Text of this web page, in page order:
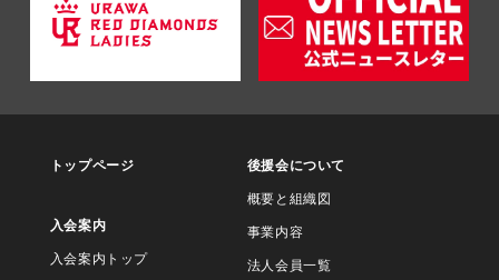
トップページ
入会案内
入会案内トップ
後援会について
概要と組織図
事業内容
法人会員一覧